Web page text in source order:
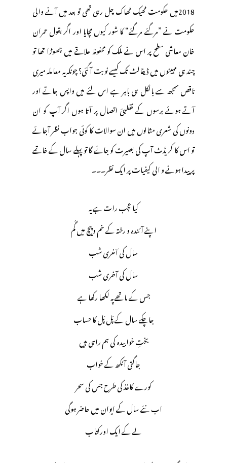
2018میں حکومت ٹھیک ٹھاک چل رہی تھی تو بعد میں آنے والی
حکومت نے ”مرگئے مرگئے“ کا شور کیوں مچایا اور اگر بقول عمران
خان معاشی سطح پر اس نے ملک کو محفوظ علاقے میں چھوڑا تھا تو
چند ہی مہینوں میں ڈیفالٹ تک کیسے نوبت آگئی؟ چونکہ یہ معاملہ میری
ناقص سمجھ سے بالکل ہی باہر ہے اس لئے میں واپس جاتے اور
آتے ہوئے برسوں کے نقطہئ اتصال پر آتا ہوں اگر آپ کو ان
دونوں کی شعری مثالوں میں ان سوالات کا کوئی جواب نظر آجائے
تو اس کا کریڈٹ آپ کی بصیرت کو جائے گا تو پہلے سال کے خاتمے
پر پیدا ہونے و الی کیفیات پر ایک نظر۔۔۔
کیا عجب رات ہے یہ
اپنے آئندہ و رختہ کے خم و پیچ میں گُم
سال کی آخری شب
سال کی آخری شب
جس کے ماتھے پہ لکھا رکھا ہے
جاچکے سال کے پَل پَل کا حساب
بختِ خوابیدہ کی ہم راہی ہیں
جاگتی آنکھ کے خواب
کورے کاغذ کی طرح جس کی سحر
اب نئے سال کے ایوان میں حاضر ہوگی
لے کے ایک اورکتاب